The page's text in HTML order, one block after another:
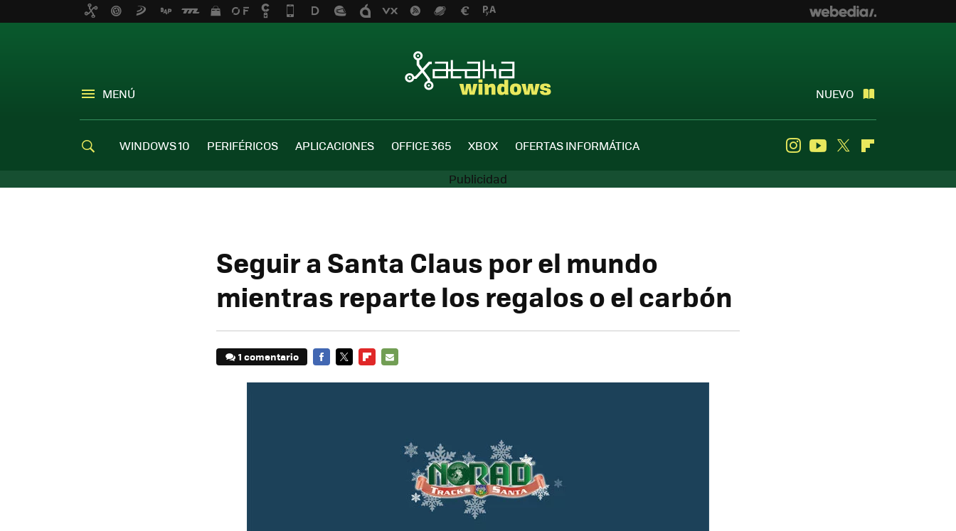
MENÚ NUEVO
WINDOWS 10 PERIFÉRICOS APLICACIONES OFFICE 365 XBOX OFERTAS INFORMÁTICA InstagramYoutube
Twitter
Seguir a Santa Claus por el mundo
mientras reparte los regalos o el carbón
1 comentario